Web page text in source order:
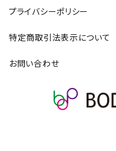
プライバシーポリシー
特定商取引法表示について
お問い合わせ